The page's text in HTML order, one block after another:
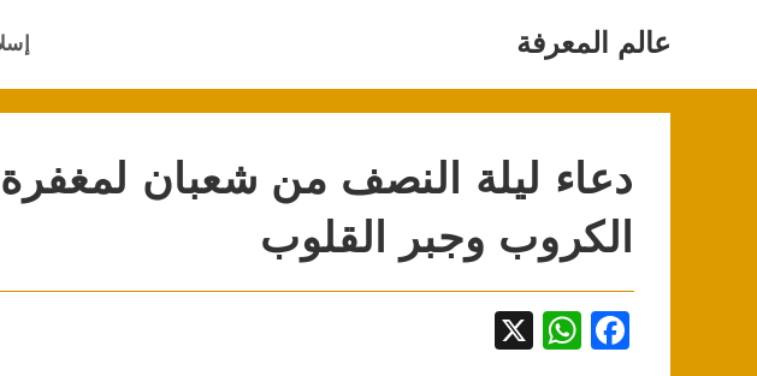
عالم المعرفة
دعاء ليلة النصف من شعبان
الكروب وجبر القلوب
F
W